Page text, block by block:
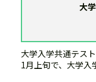
大
大学入学共通テス
1月上旬で、大学入